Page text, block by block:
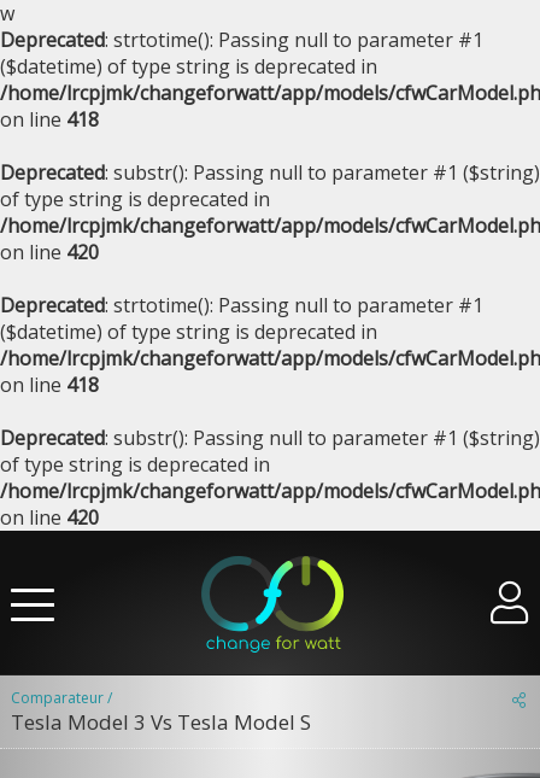
w
Deprecated: strtotime(): Passing null to parameter #1
($datetime) of type string is deprecated in
/home/lrcpjmk/changeforwatt/app/models/
on line 418
Deprecated: substr(): Passing null to parameter #1 ($string)
of type string is deprecated in
/home/lrcpjmk/changeforwatt/app/models/
on line 420
Deprecated: strtotime(): Passing null to parameter #1
($datetime) of type string is deprecated in
/home/lrcpjmk/changeforwatt/app/models/
on line 418
Deprecated: substr(): Passing null to parameter #1 ($string)
of type string is deprecated in
/home/lrcpjmk/changeforwatt/app/models/
on line 420
Comparateur /
Tesla Model 3 Vs Tesla Model S